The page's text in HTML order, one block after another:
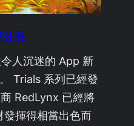
賽
人沉迷的 App 新
Trials 系列已經發
RedLynx 已經將
發揮得相當出色而